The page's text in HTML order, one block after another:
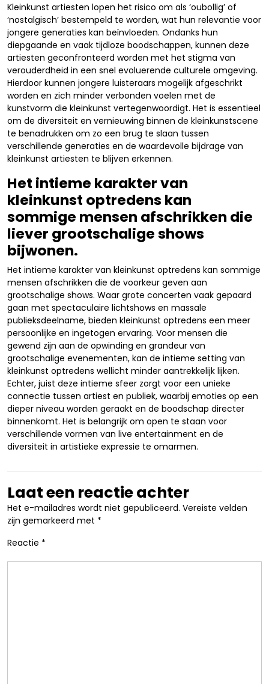
Kleinkunst artiesten lopen het risico om als ‘oubollig’ of
‘nostalgisch’ bestempeld te worden, wat hun relevantie voor
jongere generaties kan beïnvloeden. Ondanks hun
diepgaande en vaak tijdloze boodschappen, kunnen deze
artiesten geconfronteerd worden met het stigma van
verouderdheid in een snel evoluerende culturele omgeving.
Hierdoor kunnen jongere luisteraars mogelijk afgeschrikt
worden en zich minder verbonden voelen met de
kunstvorm die kleinkunst vertegenwoordigt. Het is essentieel
om de diversiteit en vernieuwing binnen de kleinkunstscene
te benadrukken om zo een brug te slaan tussen
verschillende generaties en de waardevolle bijdrage van
kleinkunst artiesten te blijven erkennen.
Het intieme karakter van
kleinkunst optredens kan
sommige mensen afschrikken die
liever grootschalige shows
bijwonen.
Het intieme karakter van kleinkunst optredens kan sommige
mensen afschrikken die de voorkeur geven aan
grootschalige shows. Waar grote concerten vaak gepaard
gaan met spectaculaire lichtshows en massale
publieksdeelname, bieden kleinkunst optredens een meer
persoonlijke en ingetogen ervaring. Voor mensen die
gewend zijn aan de opwinding en grandeur van
grootschalige evenementen, kan de intieme setting van
kleinkunst optredens wellicht minder aantrekkelijk lijken.
Echter, juist deze intieme sfeer zorgt voor een unieke
connectie tussen artiest en publiek, waarbij emoties op een
dieper niveau worden geraakt en de boodschap directer
binnenkomt. Het is belangrijk om open te staan voor
verschillende vormen van live entertainment en de
diversiteit in artistieke expressie te omarmen.
Laat een reactie achter
Het e-mailadres wordt niet gepubliceerd. Vereiste velden
zijn gemarkeerd met *
Reactie *